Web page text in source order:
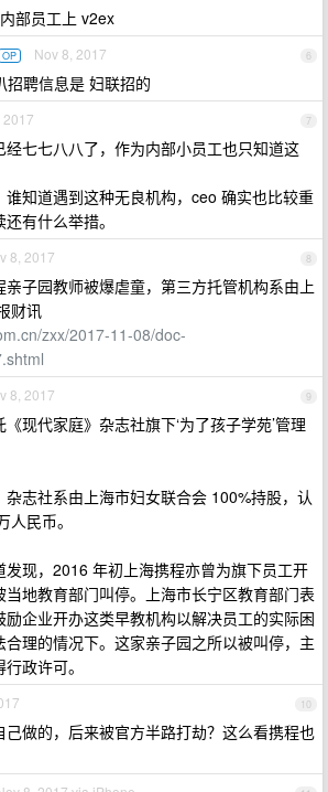
部员工上 v2ex
6
OP Nov 8, 2017
招聘信息是 妇联招的
7
2017
经七七八八了，作为内部小员工也只知道这
谁知道遇到这种无良机构，ceo 确实也比较重
有什么举措。
8
8, 2017
亲子园教师被爆虐童，第三方托管机构系由上
财讯
zxx/2017-11-08/doc-
9
8, 2017
现代家庭》杂志社旗下‘为了孩子学苑’管理
杂志社系由上海市妇女联合会 100%持股，认
民币。
发现，2016 年初上海携程亦曾为旗下员工开
地教育部门叫停。上海市长宁区教育部门表
企业开办这类早教机构以解决员工的实际困
理的情况下。这家亲子园之所以被叫停，主
政许可。
10
己做的，后来被官方半路打劫？这么看携程也